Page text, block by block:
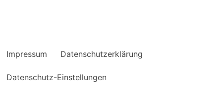
Impressum Datenschutzerklärung
Datenschutz-Einstellungen